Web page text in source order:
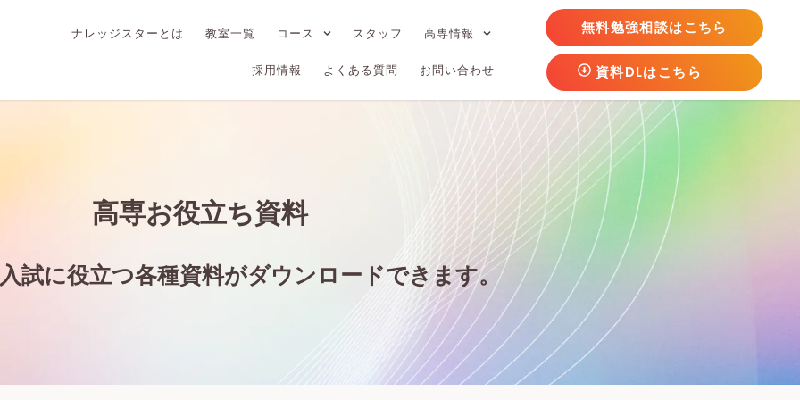
ナレッジスターとは 教室一覧 コース スタッフ 高専情報
採用情報 よくある質問 お問い合わせ
無料勉強相談はこちら
資料DLはこちら
高専お役立ち資料
試に役立つ各種資料がダウンロードできます。